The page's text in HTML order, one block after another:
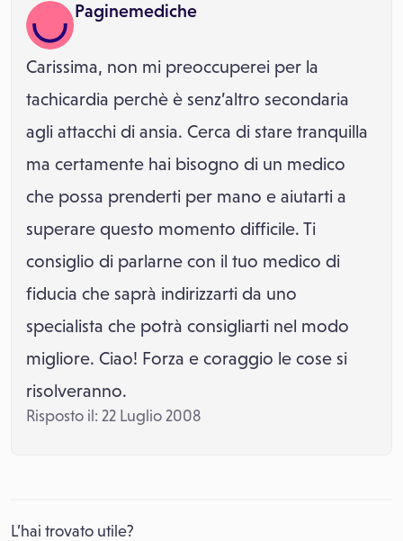
Paginemediche
Carissima, non mi preoccuperei per la
tachicardia perchè è senz’altro secondaria
agli attacchi di ansia. Cerca di stare tranquilla
ma certamente hai bisogno di un medico
che possa prenderti per mano e aiutarti a
superare questo momento difficile. Ti
consiglio di parlarne con il tuo medico di
fiducia che saprà indirizzarti da uno
specialista che potrà consigliarti nel modo
migliore. Ciao! Forza e coraggio le cose si
risolveranno.
Risposto il: 22 Luglio 2008
L’hai trovato utile?